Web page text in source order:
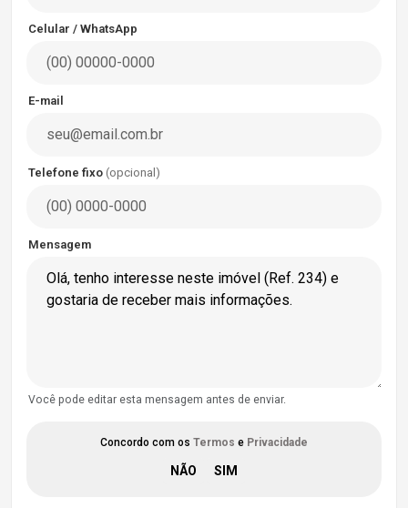
Celular / WhatsApp
E-mail
Telefone fixo (opcional)
Mensagem
Você pode editar esta mensagem antes de enviar.
Concordo com os Termos e Privacidade